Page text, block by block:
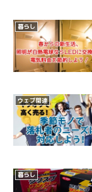
暮らし
ウェブ関連
暮らし